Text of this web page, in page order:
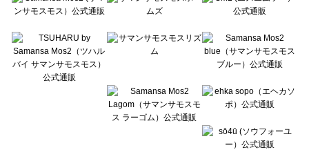
Te chichi CLASSIC（テチチ クラシック）のボトムス一覧
Lugnoncure（ルノンキュール）のボトムス一覧
BETTY'S BLUE（べティーズブルー）のボトムス一覧
Wpc.（ワールドパーティー）のボトムス一覧